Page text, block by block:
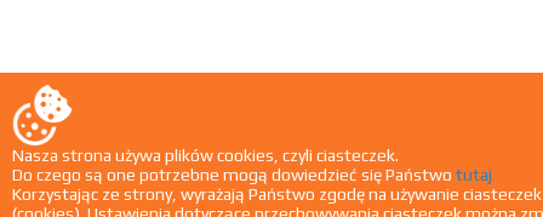
Nasza strona używa plików cookies, czyli ciasteczek.
Do czego są one potrzebne mogą dowiedzieć się Państwo tutaj
Korzystając ze strony, wyrażają Państwo zgodę na używanie ciasteczek